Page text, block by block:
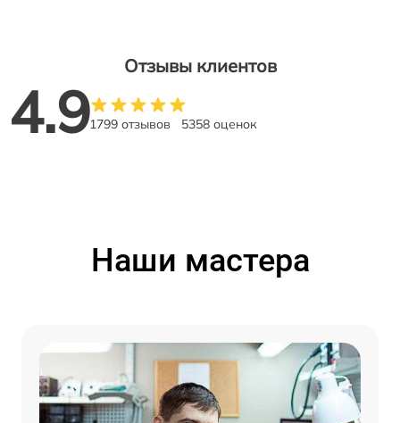
Отзывы клиентов
4.91799 отзывов 5358 оценок
Наши мастера